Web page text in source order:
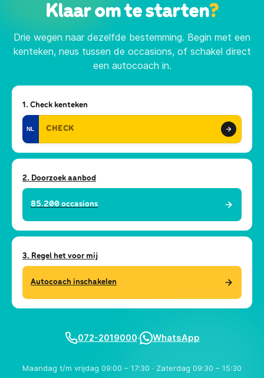
Klaar om te starten?
Drie wegen naar dezelfde bestemming. Begin met een
kenteken, neus tussen de occasions, of schakel direct
een autocoach in.
1. Check kenteken
NL
2. Doorzoek aanbod
85.200 occasions
3. Regel het voor mij
Autocoach inschakelen
072-2019000· WhatsApp
Maandag t/m vrijdag 09:00 – 17:30 · Zaterdag 09:30 – 15:30